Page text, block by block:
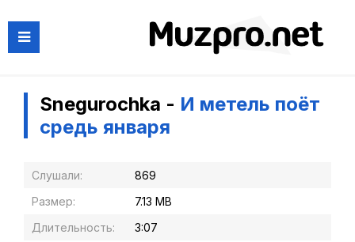
Snegurochka - И метель поёт
средь января
Слушали:
869
Размер:
7.13 MB
Длительность:
3:07